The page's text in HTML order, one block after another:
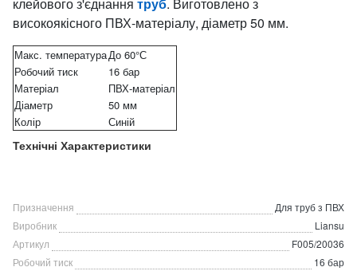
високоякісного ПВХ-матеріалу, діаметр 50 мм.
Технічні Характеристики
Макс. температураДо 60°С
Робочий тиск
16 бар
Матеріал
ПВХ-матеріал
Діаметр
50 мм
Колір
Синій
Призначення
Для труб з ПВХ
Виробник
Liansu
Артикул
F005/20036
Робочий тиск
16 бар